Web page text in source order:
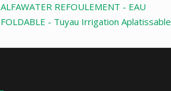
ALFAWATER REFOULEMENT - EAU
FOLDABLE - Tuyau Irrigation Aplatissable